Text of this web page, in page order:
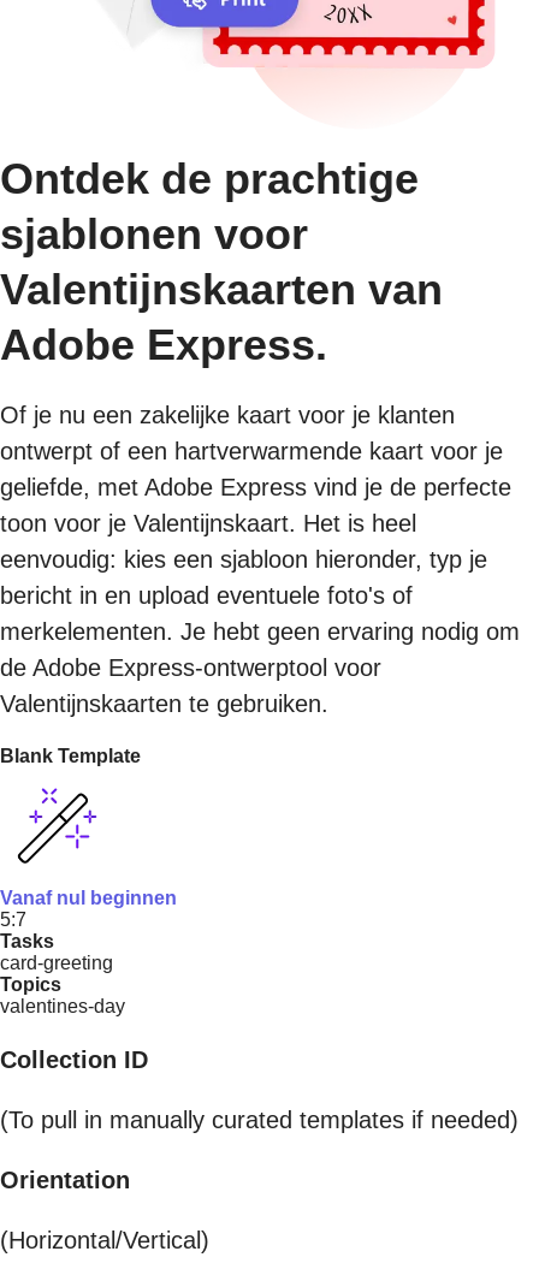
Ontdek de prachtige
sjablonen voor
Valentijnskaarten van
Adobe Express.
Of je nu een zakelijke kaart voor je klanten
ontwerpt of een hartverwarmende kaart voor je
geliefde, met Adobe Express vind je de perfecte
toon voor je Valentijnskaart. Het is heel
eenvoudig: kies een sjabloon hieronder, typ je
bericht in en upload eventuele foto's of
merkelementen. Je hebt geen ervaring nodig om
de Adobe Express-ontwerptool voor
Valentijnskaarten te gebruiken.
Blank Template
Vanaf nul beginnen
5:7
Tasks
card-greeting
Topics
valentines-day
Collection ID
(To pull in manually curated templates if needed)
Orientation
(Horizontal/Vertical)